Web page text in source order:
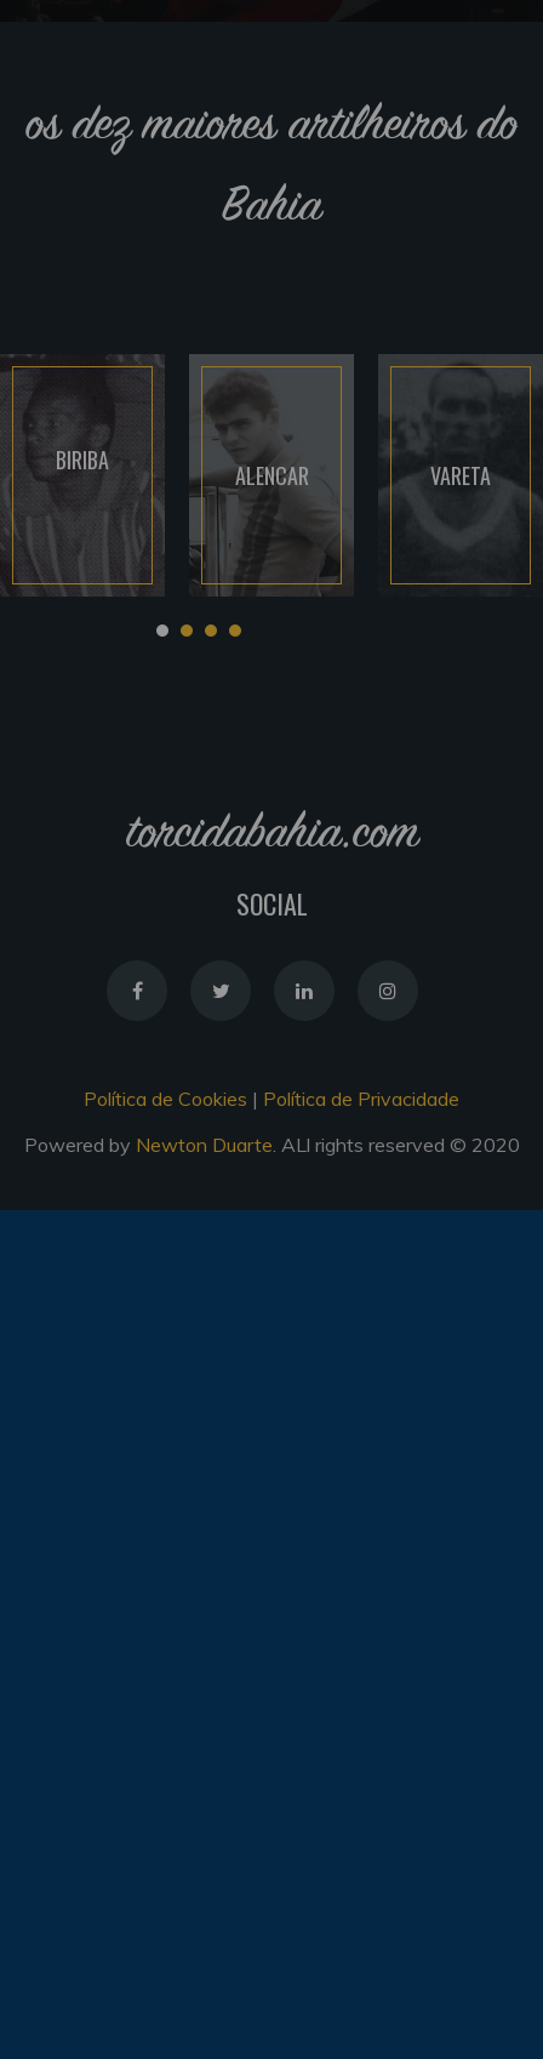
os dez maiores artilheiros do
Bahia
BIRIBA ALENCAR VARETA
torcidabahia.com
SOCIAL
Política de Cookies | Política de Privacidade
Powered by Newton Duarte. ALl rights reserved © 2020